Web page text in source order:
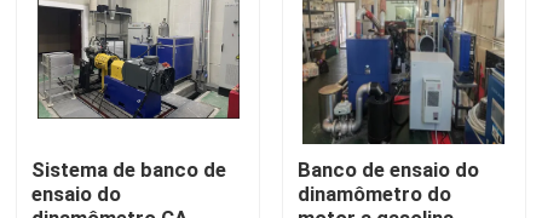
Visita à fábrica
Controle de Qualidade
Contacte-nos
Sistema de banco de
ensaio do
Banco de ensaio do
dinamômetro do